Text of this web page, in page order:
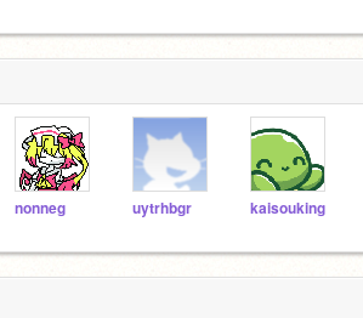
nonneg uytrhbgr kaisouking